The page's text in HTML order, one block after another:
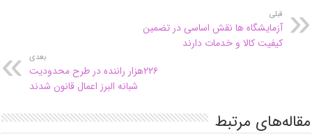
قبلی
آزمایشگاه ها نقش اساسی در تضمین
کیفیت کالا و خدمات دارند
بعدی
۲۲۶هزار راننده در طرح محدودیت
شبانه البرز اعمال قانون شدند
مقاله‌های مرتبط